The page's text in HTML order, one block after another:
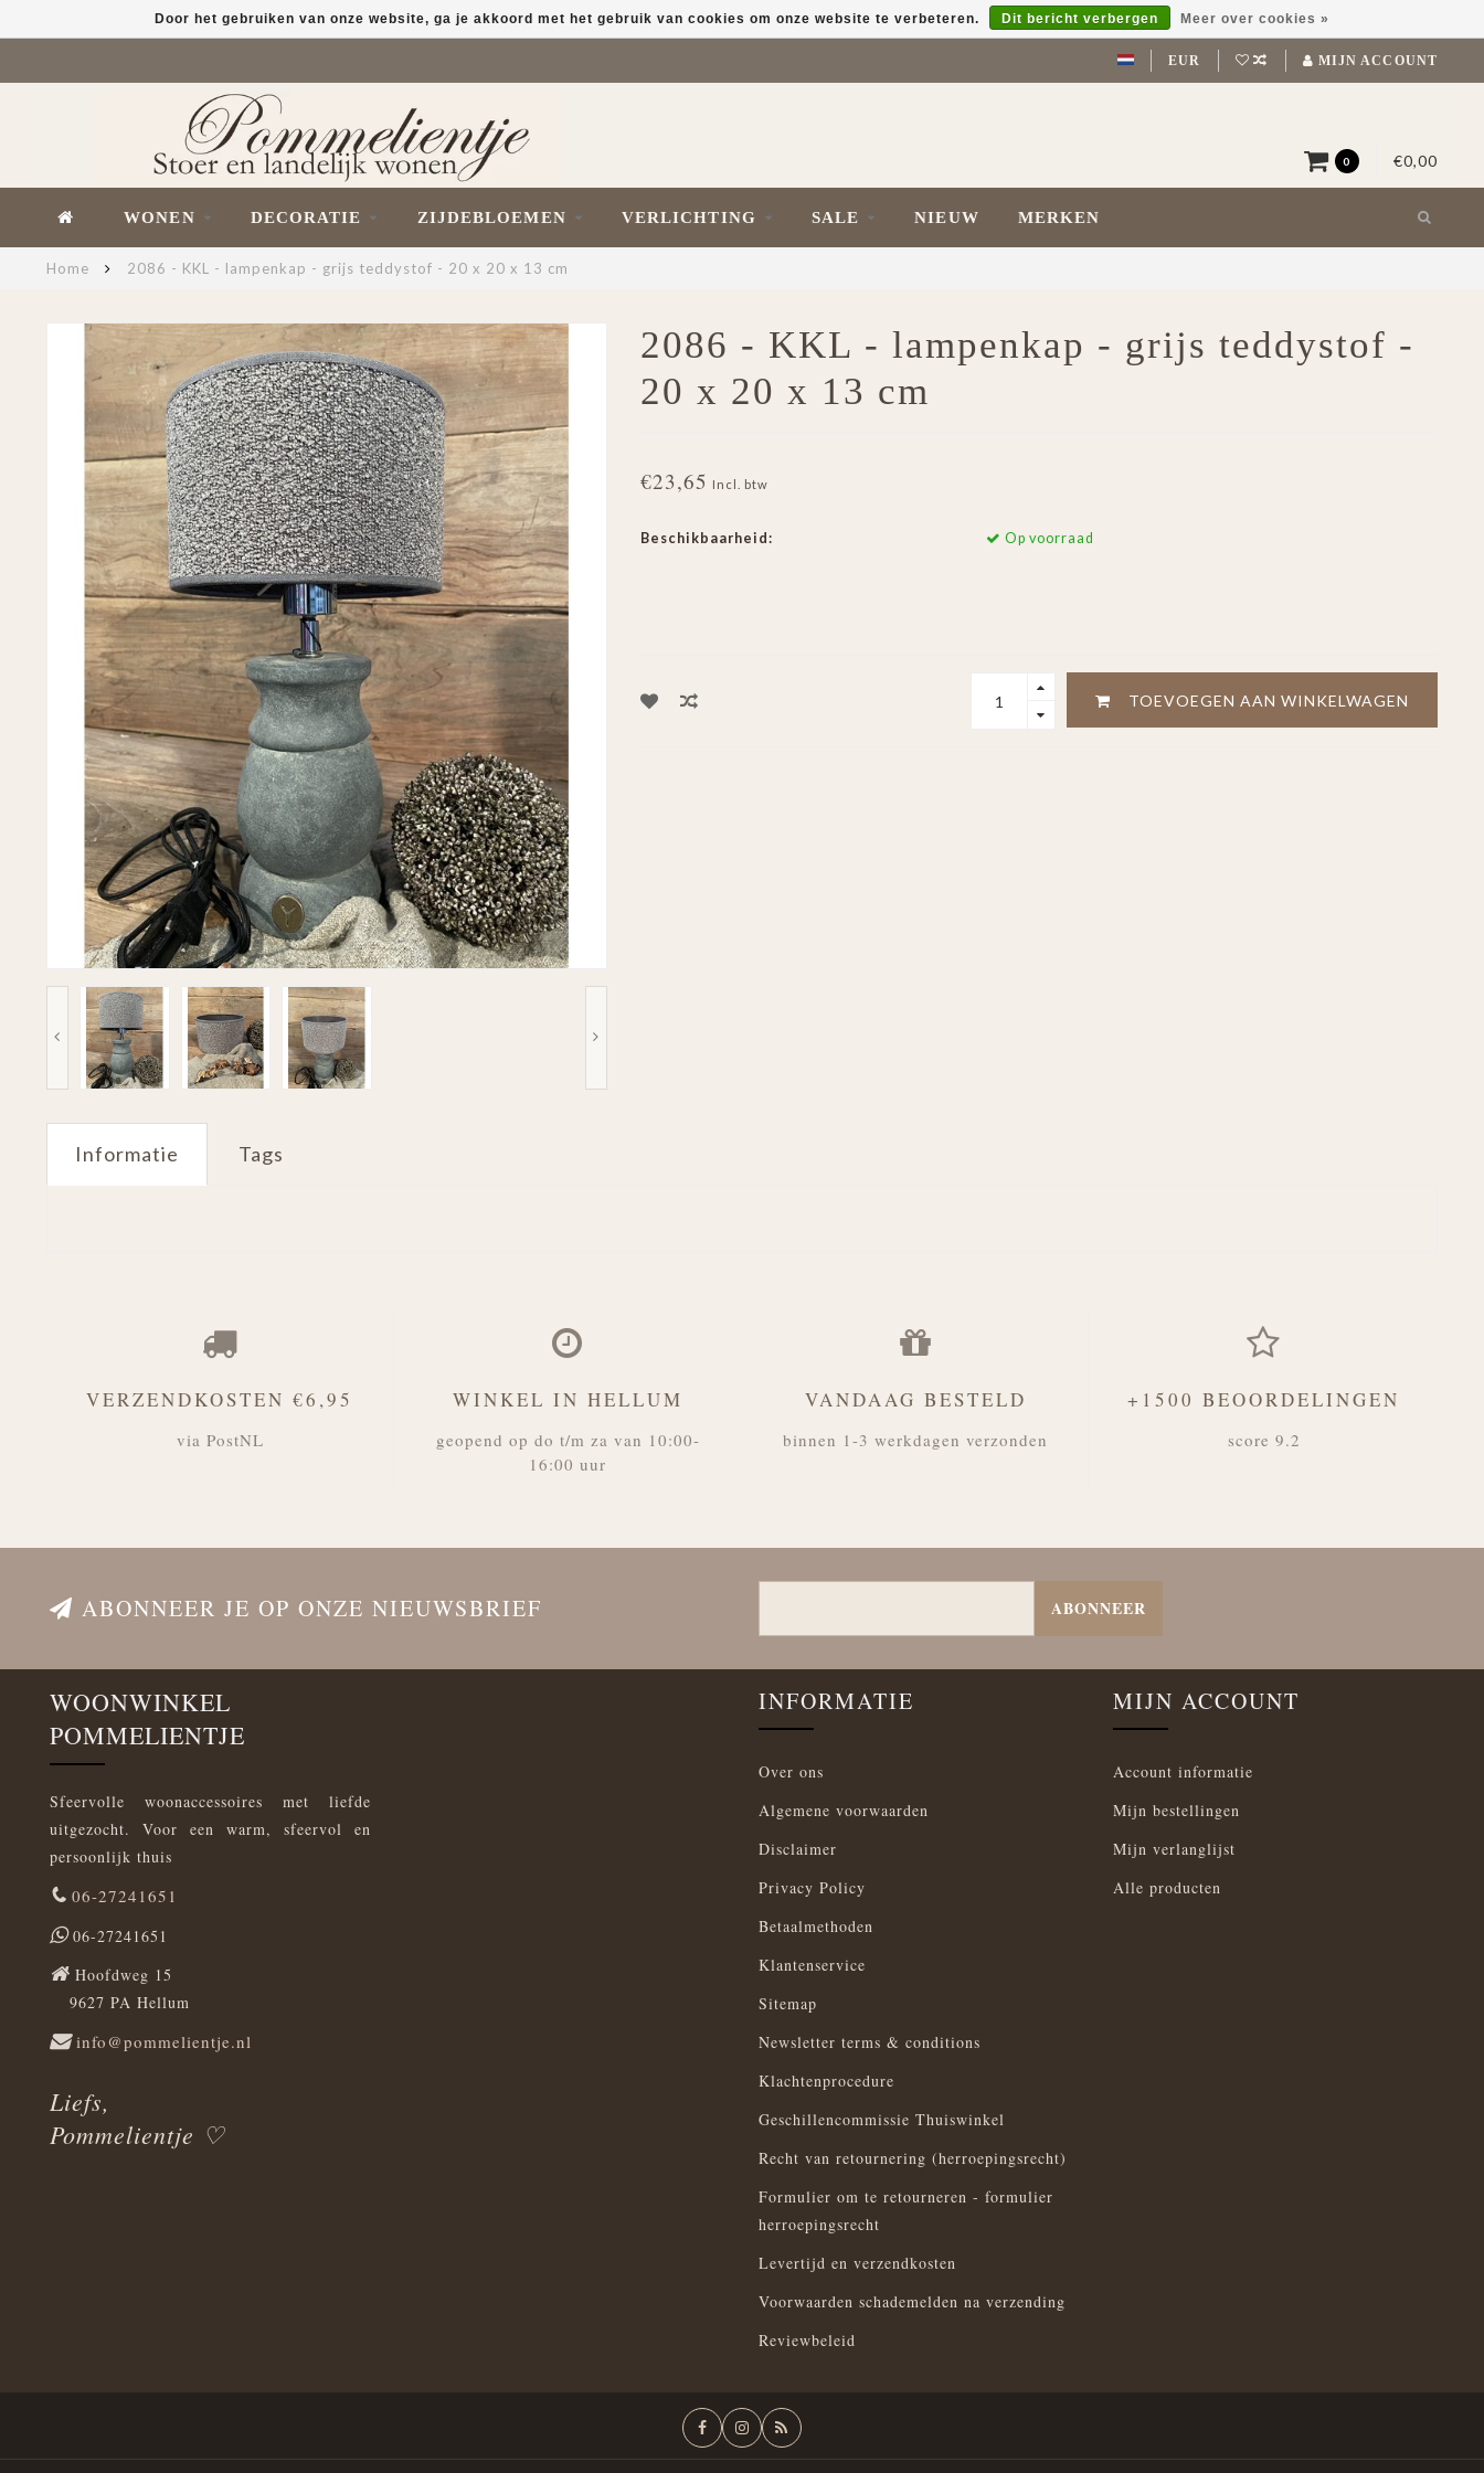
EUR MIJN ACCOUNT
0 €0,00
WONEN DECORATIE ZIJDEBLOEMEN VERLICHTING SALE NIEUW MERKEN
Home 2086 - KKL - lampenkap - grijs teddystof - 20 x 20 x 13 cm
2086 - KKL - lampenkap - grijs teddystof -
20 x 20 x 13 cm
€23,65 Incl. btw
Beschikbaarheid: Op voorraad
TOEVOEGEN AAN WINKELWAGEN
Informatie Tags
Door het gebruiken van onze website, ga je akkoord met het gebruik van cookies om onze website te verbeteren. Dit bericht verbergen Meer over cookies »
VERZENDKOSTEN €6,95
via PostNL
WINKEL IN HELLUM
geopend op do t/m za van 10:00-
16:00 uur
VANDAAG BESTELD
binnen 1-3 werkdagen verzonden
+1500 BEOORDELINGEN
score 9.2
ABONNEER JE OP ONZE NIEUWSBRIEF ABONNEER
WOONWINKEL
POMMELIENTJE
Sfeervolle woonaccessoires met liefde
uitgezocht. Voor een warm, sfeervol en
persoonlijk thuis
06-27241651
06-27241651
Hoofdweg 15
9627 PA Hellum
info@pommelientje.nl
Liefs,
Pommelientje ♡
INFORMATIE
Over ons
Algemene voorwaarden
Disclaimer
Privacy Policy
Betaalmethoden
Klantenservice
Sitemap
Newsletter terms & conditions
Klachtenprocedure
Geschillencommissie Thuiswinkel
Recht van retournering (herroepingsrecht)
Formulier om te retourneren - formulier
herroepingsrecht
Levertijd en verzendkosten
Voorwaarden schademelden na verzending
Reviewbeleid
MIJN ACCOUNT
Account informatie
Mijn bestellingen
Mijn verlanglijst
Alle producten